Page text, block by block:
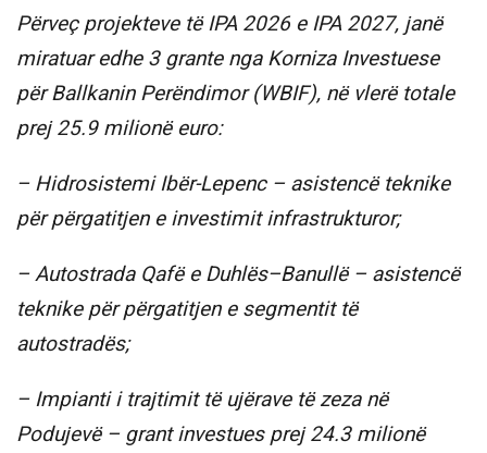
Përveç projekteve të IPA 2026 e IPA 2027, janë
miratuar edhe 3 grante nga Korniza Investuese
për Ballkanin Perëndimor (WBIF), në vlerë totale
prej 25.9 milionë euro:
– Hidrosistemi Ibër-Lepenc – asistencë teknike
për përgatitjen e investimit infrastrukturor;
– Autostrada Qafë e Duhlës–Banullë – asistencë
teknike për përgatitjen e segmentit të
autostradës;
– Impianti i trajtimit të ujërave të zeza në
Podujevë – grant investues prej 24.3 milionë